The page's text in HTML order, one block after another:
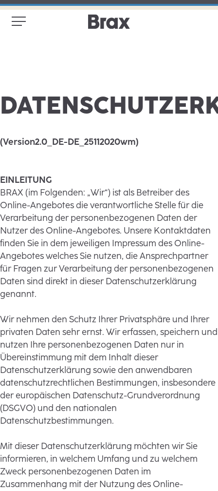
(Version2.0_DE-DE_25112020wm)
EINLEITUNG
BRAX (im Folgenden: „Wir“) ist als Betreiber des
Online-Angebotes die verantwortliche Stelle für die
Verarbeitung der personenbezogenen Daten der
Nutzer des Online-Angebotes. Unsere Kontaktdaten
finden Sie in dem jeweiligen Impressum des Online-
Angebotes welches Sie nutzen, die Ansprechpartner
für Fragen zur Verarbeitung der personenbezogenen
Daten sind direkt in dieser Datenschutzerklärung
genannt.
Wir nehmen den Schutz Ihrer Privatsphäre und Ihrer
privaten Daten sehr ernst. Wir erfassen, speichern und
nutzen Ihre personenbezogenen Daten nur in
Übereinstimmung mit dem Inhalt dieser
Datenschutzerklärung sowie den anwendbaren
datenschutzrechtlichen Bestimmungen, insbesondere
der europäischen Datenschutz-Grundverordnung
(DSGVO) und den nationalen
Datenschutzbestimmungen.
Mit dieser Datenschutzerklärung möchten wir Sie
informieren, in welchem Umfang und zu welchem
Zweck personenbezogenen Daten im
Zusammenhang mit der Nutzung des Online-